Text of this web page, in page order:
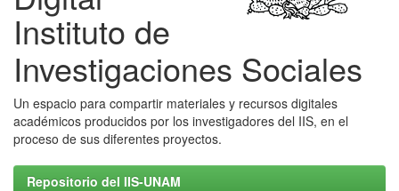
Instituto de
Investigaciones Sociales
Un espacio para compartir materiales y recursos digitales
académicos producidos por los investigadores del IIS, en el
proceso de sus diferentes proyectos.
Repositorio del IIS-UNAM